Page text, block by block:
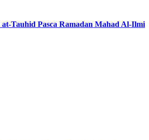
Tauhid Pasca Ramadan Mahad Al-Ilmi